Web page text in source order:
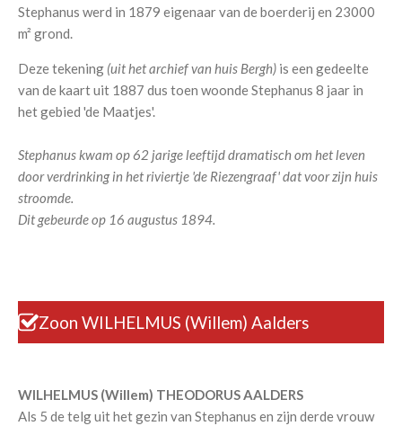
Stephanus werd in 1879 eigenaar van de boerderij en 23000
m² grond.
Deze tekening (uit het archief van huis Bergh) is een gedeelte
van de kaart uit 1887 dus toen woonde Stephanus 8 jaar in
het gebied 'de Maatjes'.
Stephanus kwam op 62 jarige leeftijd dramatisch om het leven
door verdrinking in het riviertje 'de Riezengraaf' dat voor zijn huis
stroomde.
Dit gebeurde op 16 augustus 1894.
Zoon WILHELMUS (Willem) Aalders
WILHELMUS (Willem) THEODORUS AALDERS
Als 5 de telg uit het gezin van Stephanus en zijn derde vrouw